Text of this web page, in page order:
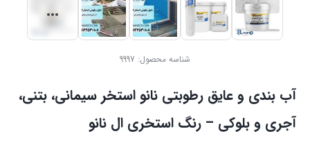
شناسه محصول: 9997
آب بندی و عایق رطوبتی نانو استخر سیمانی، بتنی،
آجری و بلوکی – رنگ استخری ال نانو